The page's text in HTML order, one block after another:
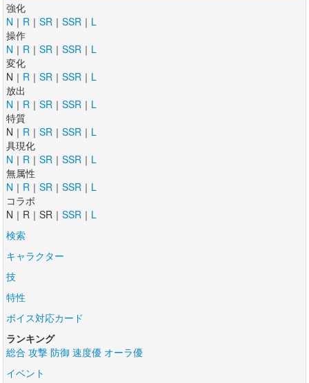
強化
N ｜ R ｜ SR ｜ SSR ｜ L
操作
N ｜ R ｜ SR ｜ SSR ｜ L
変化
N｜ R ｜ SR ｜ SSR ｜ L
放出
N ｜ R ｜ SR ｜ SSR ｜ L
特質
N｜ R ｜ SR ｜ SSR ｜ L
具現化
N ｜ R ｜ SR ｜ SSR ｜ L
無属性
N ｜ R ｜ SR ｜ SSR ｜ L
コラボ
N｜R｜SR｜ SSR ｜ L
検索
キャラクター
技
特性
ボイス対応カード
ランキング
総合 攻撃 防御 速度優 オーラ優
イベント